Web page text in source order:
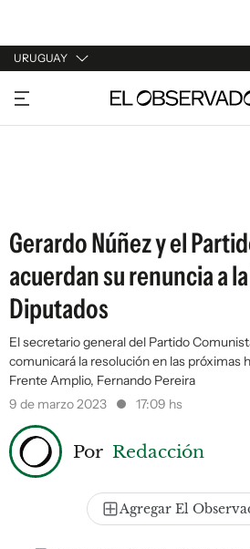
URUGUAY
URUGUAY
ARGENTINA
Gerardo Núñez y el
acuerdan su renuncia a
Diputados
El secretario general del Partido
comunicará la resolución en las próximas
Frente Amplio, Fernando Pereira
9 de marzo 2023
17:09 hs
Por Redacción
Agregar El